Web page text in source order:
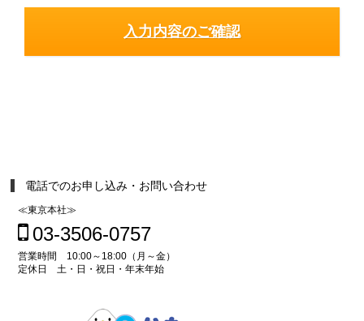
電話でのお申し込み・お問い合わせ
≪東京本社≫
03-3506-0757
営業時間 10:00～18:00（月～金）
定休日 土・日・祝日・年末年始